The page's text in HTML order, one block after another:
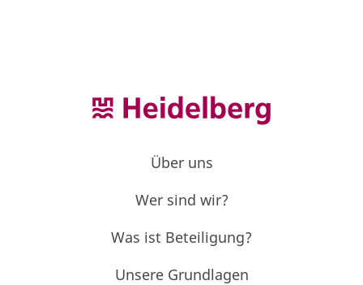
Über uns
Wer sind wir?
Was ist Beteiligung?
Unsere Grundlagen